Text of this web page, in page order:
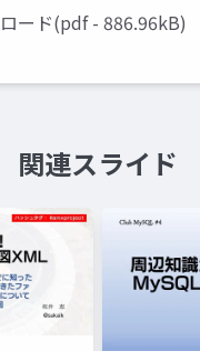
ード(pdf - 886.96kB)
関連スライド